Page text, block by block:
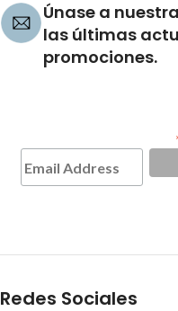
Únase a
las últimas
promociones.
Redes Sociales